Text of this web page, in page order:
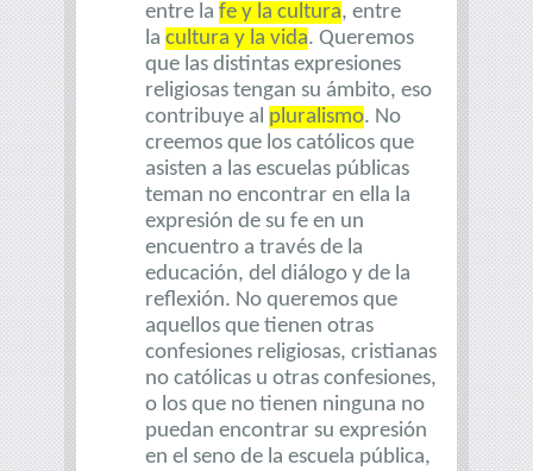
entre la fe y la cultura, entre
la cultura y la vida. Queremos
que las distintas expresiones
religiosas tengan su ámbito, eso
contribuye al pluralismo. No
creemos que los católicos que
asisten a las escuelas públicas
teman no encontrar en ella la
expresión de su fe en un
encuentro a través de la
educación, del diálogo y de la
reflexión. No queremos que
aquellos que tienen otras
confesiones religiosas, cristianas
no católicas u otras confesiones,
o los que no tienen ninguna no
puedan encontrar su expresión
en el seno de la escuela pública,